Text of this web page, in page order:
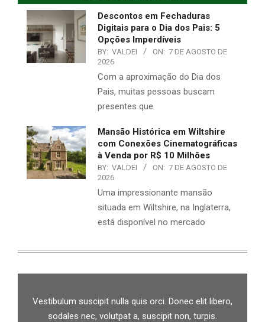
Descontos em Fechaduras
Digitais para o Dia dos Pais: 5
Opções Imperdíveis
BY: VALDEI ON: 7 DE AGOSTO DE
2026
Com a aproximação do Dia dos
Pais, muitas pessoas buscam
presentes que
Mansão Histórica em Wiltshire
com Conexões Cinematográficas
à Venda por R$ 10 Milhões
BY: VALDEI ON: 7 DE AGOSTO DE
2026
Uma impressionante mansão
situada em Wiltshire, na Inglaterra,
está disponível no mercado
Vestibulum suscipit nulla quis orci. Donec elit libero,
sodales nec, volutpat a, suscipit non, turpis.